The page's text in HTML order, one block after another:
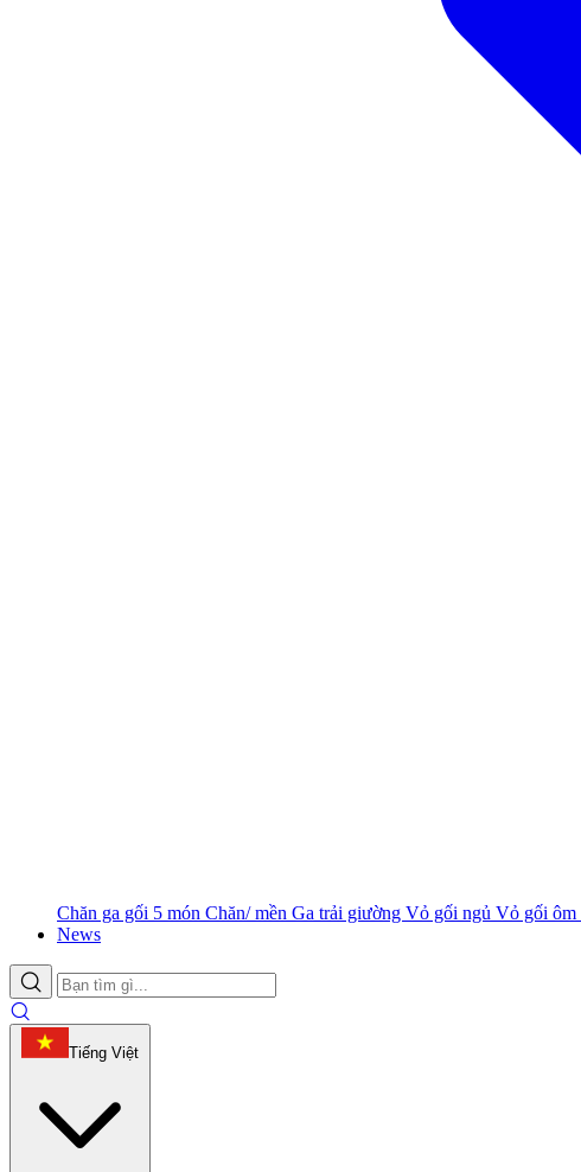
Chăn ga gối 5 món Chăn/ mền Ga trải giường Vỏ gối ngủ Vỏ gối ôm
News
Tiếng Việt